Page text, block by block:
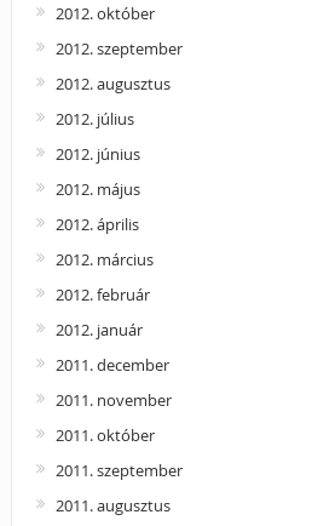
2012. október
2012. szeptember
2012. augusztus
2012. július
2012. június
2012. május
2012. április
2012. március
2012. február
2012. január
2011. december
2011. november
2011. október
2011. szeptember
2011. augusztus